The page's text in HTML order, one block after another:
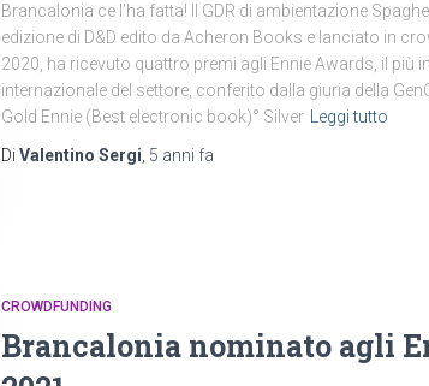
Brancalonia ce l’ha fatta! Il GDR di ambientazione
edizione di D&D edito da Acheron Books e lanciato in
2020, ha ricevuto quattro premi agli Ennie Awards, il
internazionale del settore, conferito dalla giuria della
Gold Ennie (Best electronic book)° Silver
Leggi tutto
Di Valentino Sergi 5 anni fa
CROWDFUNDING
Brancalonia nominato agli